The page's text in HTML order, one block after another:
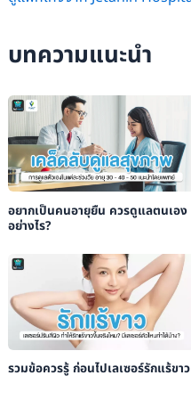
บทความแนะนำ
อยากเป็นคนอายุยืน ควรดูแลตนเอง
อย่างไร?
รวมข้อควรรู้ ก่อนไปเลเซอร์รักแร้ขาว